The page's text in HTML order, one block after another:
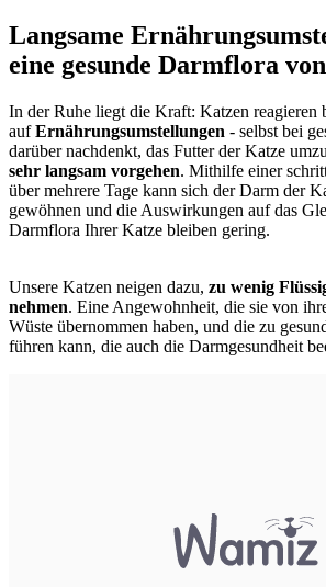
Langsame
eine gesunde Darmflora
In der Ruhe liegt die Kraft: Katzen reagieren
aufErnährungsumstellungen - selbst bei
darüber nachdenkt, das Futter der Katze
sehr langsam vorgehen. Mithilfe einer
über mehrere Tage kann sich der Darm der
gewöhnen und die Auswirkungen auf das
Darmflora Ihrer Katze bleiben gering.
Unsere Katzen neigen dazu, zu wenig
nehmen. Eine Angewohnheit, die sie von
Wüste übernommen haben, und die zu
führen kann, die auch die Darmgesundheit